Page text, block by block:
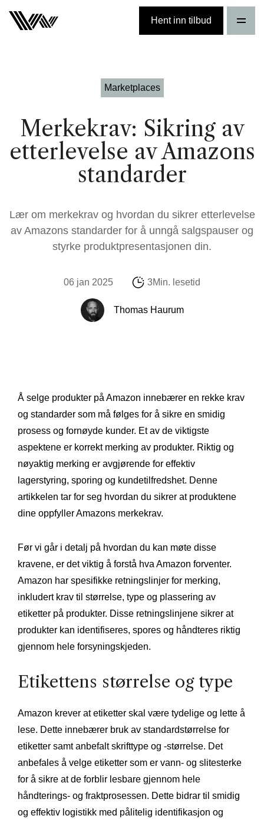
Hent inn tilbud
Marketplaces
Merkekrav: Sikring av
etterlevelse av Amazons
standarder
Lær om merkekrav og hvordan du sikrer etterlevelse
av Amazons standarder for å unngå salgspauser og
styrke produktpresentasjonen din.
06 jan 2025 3Min. lesetid
Thomas Haurum
Å selge produkter på Amazon innebærer en rekke krav
og standarder som må følges for å sikre en smidig
prosess og fornøyde kunder. Et av de viktigste
aspektene er korrekt merking av produkter. Riktig og
nøyaktig merking er avgjørende for effektiv
lagerstyring, sporing og kundetilfredshet. Denne
artikkelen tar for seg hvordan du sikrer at produktene
dine oppfyller Amazons merkekrav.
Før vi går i detalj på hvordan du kan møte disse
kravene, er det viktig å forstå hva Amazon forventer.
Amazon har spesifikke retningslinjer for merking,
inkludert krav til størrelse, type og plassering av
etiketter på produkter. Disse retningslinjene sikrer at
produkter kan identifiseres, spores og håndteres riktig
gjennom hele forsyningskjeden.
Etikettens størrelse og type
Amazon krever at etiketter skal være tydelige og lette å
lese. Dette innebærer bruk av standardstørrelse for
etiketter samt anbefalt skrifttype og -størrelse. Det
anbefales å velge etiketter som er vann- og slitesterke
for å sikre at de forblir lesbare gjennom hele
håndterings- og fraktprosessen. Dette bidrar til smidig
og effektiv logistikk med pålitelig identifikasjon og